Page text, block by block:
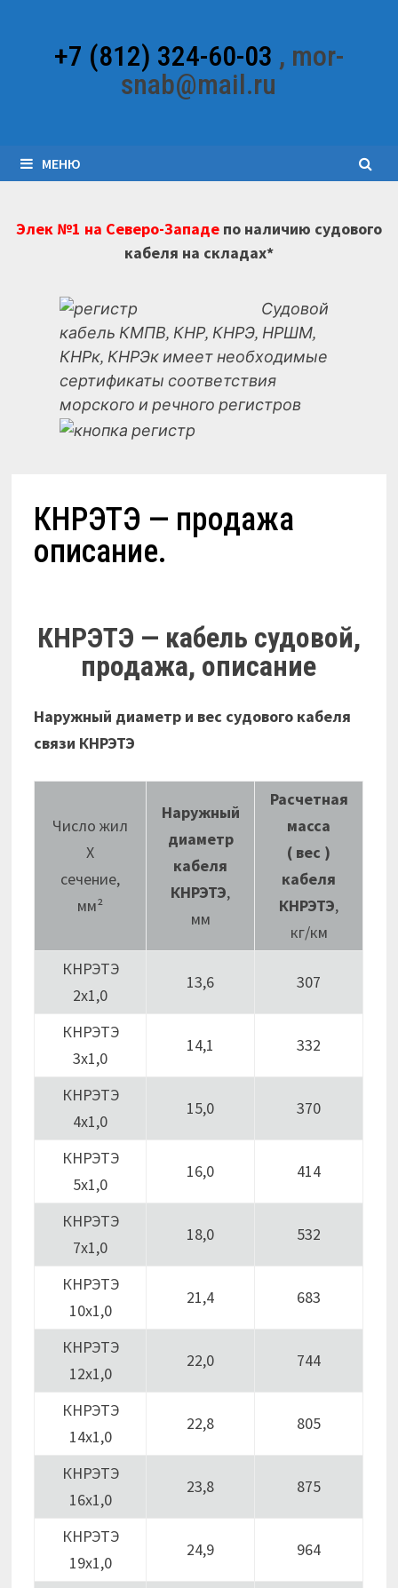
содержимому+7 (812) 324-60-03 , mor-
snab@mail.ru
МЕНЮ
Элек №1 на Северо-Западепо наличию судового
кабеля на складах*
Судовой
кабель КМПВ, КНР, КНРЭ, НРШМ,
КНРк, КНРЭк имеет необходимые
сертификаты соответствия
морского и речного регистров
КНРЭТЭ — продажа
описание.
КНРЭТЭ — кабель судовой,
продажа, описание
Наружный диаметр и вес судового кабеля
связи КНРЭТЭ
Число жил
Х
сечение,
мм²
Наружный
диаметр
кабеля
КНРЭТЭ,
мм
Расчетная
масса
( вес )
кабеля
КНРЭТЭ,
кг/км
КНРЭТЭ
2х1,0
13,6 307
КНРЭТЭ
3х1,0
14,1 332
КНРЭТЭ
4х1,0
15,0 370
КНРЭТЭ
5х1,0
16,0 414
КНРЭТЭ
7х1,0
18,0 532
КНРЭТЭ
10х1,0
21,4 683
КНРЭТЭ
12х1,0
22,0 744
КНРЭТЭ
14х1,0
22,8 805
КНРЭТЭ
16х1,0
23,8 875
КНРЭТЭ
19х1,0
24,9 964